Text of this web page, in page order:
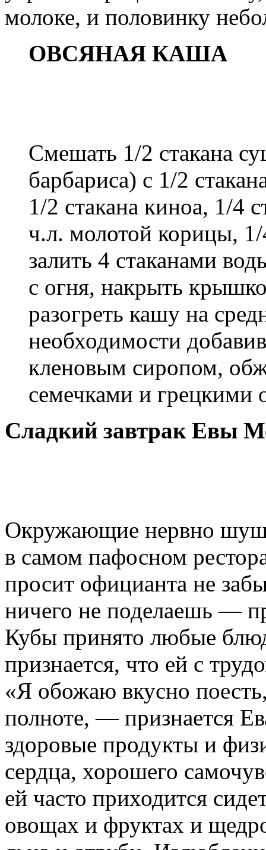
молоке, и половинку
ОВСЯНАЯ КАША
Смешать 1/2 стакана
барбариса) с 1/2
1/2 стакана киноа, 1/4
ч.л. молотой корицы,
залить 4 стаканами
с огня, накрыть
разогреть кашу на
необходимости
кленовым сиропом,
семечками и грецкими
Сладкий завтрак Евы
Окружающие нервно
в самом пафосном
просит официанта не
ничего не поделаешь —
Кубы принято любые
признается, что ей с
«Я обожаю вкусно
полноте, — признается
здоровые продукты и
сердца, хорошего
ей часто приходится
овощах и фруктах и